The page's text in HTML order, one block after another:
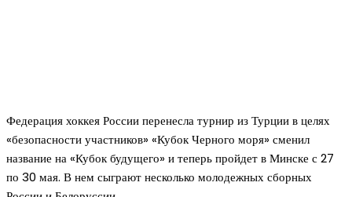
Федерация хоккея России перенесла турнир из Турции в целях
«безопасности участников» «Кубок Черного моря» сменил
название на «Кубок будущего» и теперь пройдет в Минске с 27
по 30 мая. В нем сыграют несколько молодежных сборных